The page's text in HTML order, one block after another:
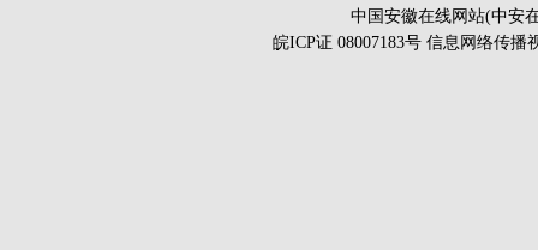
中国安徽在线网站(中安
皖ICP证 08007183号 信息网络传播